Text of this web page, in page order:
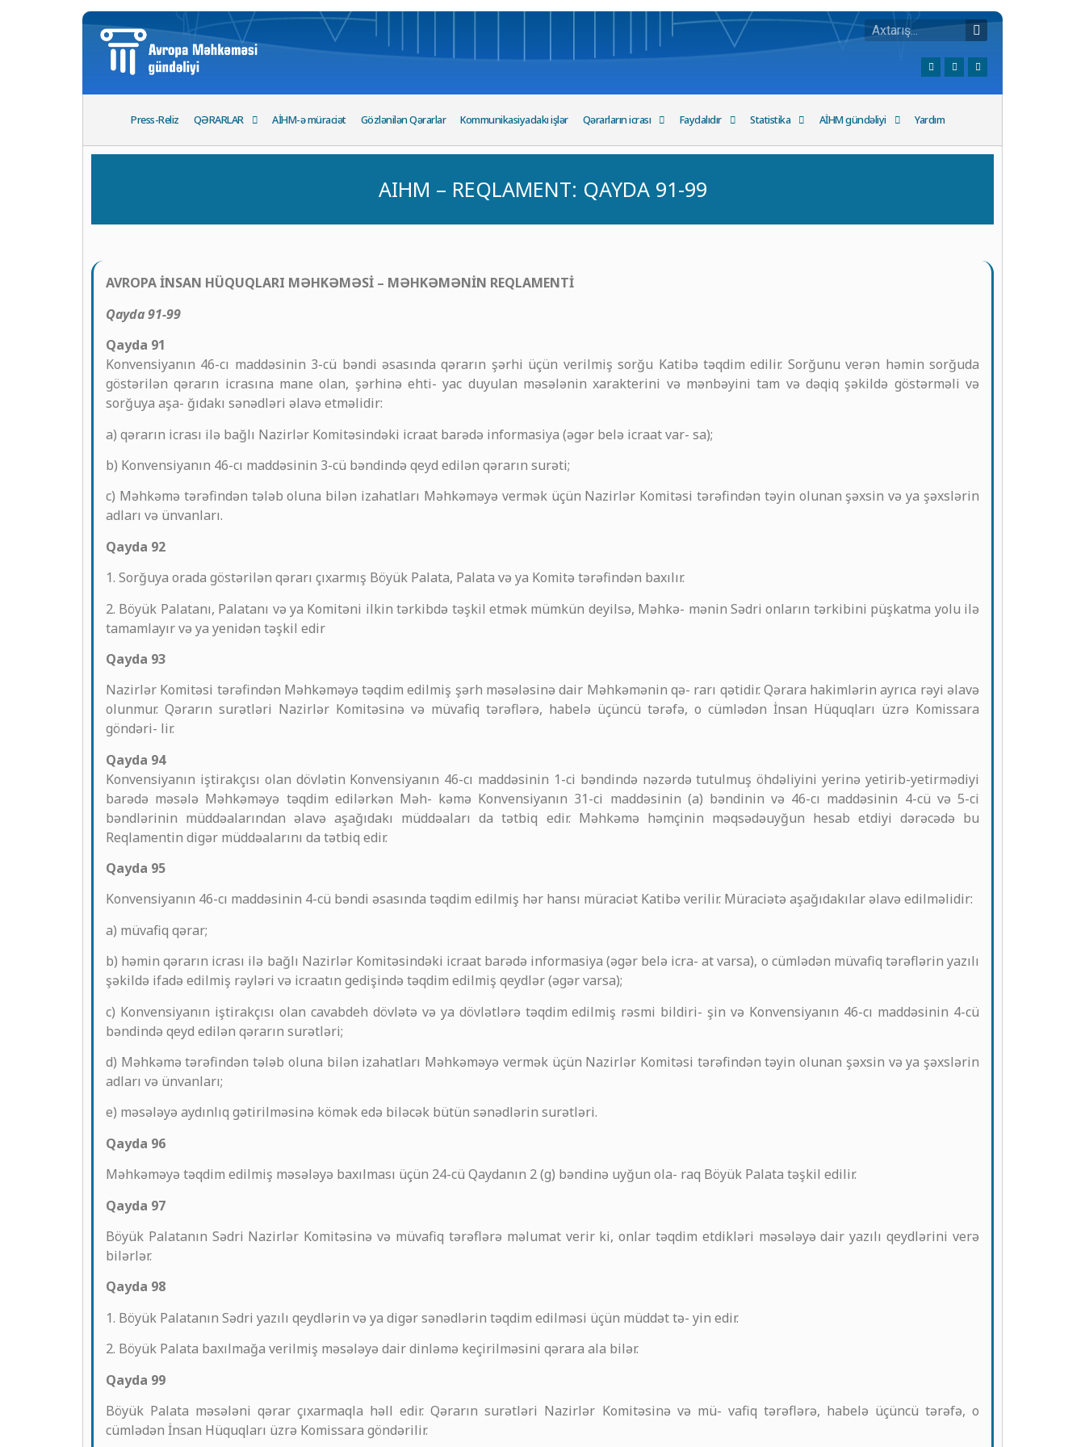
Press-Reliz QƏRARLAR AİHM-ə müraciət Gözlənilən Qərarlar Kommunikasiyadakı işlər Qərarların icrası Faydalıdır Statistika AİHM gündəliyi Yardım
AIHM – REQLAMENT: QAYDA 91-99
AVROPA İNSAN HÜQUQLARI MƏHKƏMƏSİ – MƏHKƏMƏNİN REQLAMENTİ
Qayda 91-99
Qayda 91
Konvensiyanın 46-cı maddəsinin 3-cü bəndi əsasında qərarın şərhi üçün verilmiş sorğu Katibə təqdim edilir. Sorğunu verən həmin sorğuda
göstərilən qərarın icrasına mane olan, şərhinə ehti- yac duyulan məsələnin xarakterini və mənbəyini tam və dəqiq şəkildə göstərməli və
sorğuya aşa- ğıdakı sənədləri əlavə etməlidir:
a) qərarın icrası ilə bağlı Nazirlər Komitəsindəki icraat barədə informasiya (əgər belə icraat var- sa);
b) Konvensiyanın 46-cı maddəsinin 3-cü bəndində qeyd edilən qərarın surəti;
c) Məhkəmə tərəfindən tələb oluna bilən izahatları Məhkəməyə vermək üçün Nazirlər Komitəsi tərəfindən təyin olunan şəxsin və ya şəxslərin
adları və ünvanları.
Qayda 92
1. Sorğuya orada göstərilən qərarı çıxarmış Böyük Palata, Palata və ya Komitə tərəfindən baxılır.
2. Böyük Palatanı, Palatanı və ya Komitəni ilkin tərkibdə təşkil etmək mümkün deyilsə, Məhkə- mənin Sədri onların tərkibini püşkatma yolu ilə
tamamlayır və ya yenidən təşkil edir
Qayda 93
Nazirlər Komitəsi tərəfindən Məhkəməyə təqdim edilmiş şərh məsələsinə dair Məhkəmənin qə- rarı qətidir. Qərara hakimlərin ayrıca rəyi əlavə
olunmur. Qərarın surətləri Nazirlər Komitəsinə və müvafiq tərəflərə, habelə üçüncü tərəfə, o cümlədən İnsan Hüquqları üzrə Komissara
göndəri- lir.
Qayda 94
Konvensiyanın iştirakçısı olan dövlətin Konvensiyanın 46-cı maddəsinin 1-ci bəndində nəzərdə tutulmuş öhdəliyini yerinə yetirib-yetirmədiyi
barədə məsələ Məhkəməyə təqdim edilərkən Məh- kəmə Konvensiyanın 31-ci maddəsinin (a) bəndinin və 46-cı maddəsinin 4-cü və 5-ci
bəndlərinin müddəalarından əlavə aşağıdakı müddəaları da tətbiq edir. Məhkəmə həmçinin məqsədəuyğun hesab etdiyi dərəcədə bu
Reqlamentin digər müddəalarını da tətbiq edir.
Qayda 95
Konvensiyanın 46-cı maddəsinin 4-cü bəndi əsasında təqdim edilmiş hər hansı müraciət Katibə verilir. Müraciətə aşağıdakılar əlavə edilməlidir:
a) müvafiq qərar;
b) həmin qərarın icrası ilə bağlı Nazirlər Komitəsindəki icraat barədə informasiya (əgər belə icra- at varsa), o cümlədən müvafiq tərəflərin yazılı
şəkildə ifadə edilmiş rəyləri və icraatın gedişində təqdim edilmiş qeydlər (əgər varsa);
c) Konvensiyanın iştirakçısı olan cavabdeh dövlətə və ya dövlətlərə təqdim edilmiş rəsmi bildiri- şin və Konvensiyanın 46-cı maddəsinin 4-cü
bəndində qeyd edilən qərarın surətləri;
d) Məhkəmə tərəfindən tələb oluna bilən izahatları Məhkəməyə vermək üçün Nazirlər Komitəsi tərəfindən təyin olunan şəxsin və ya şəxslərin
adları və ünvanları;
e) məsələyə aydınlıq gətirilməsinə kömək edə biləcək bütün sənədlərin surətləri.
Qayda 96
Məhkəməyə təqdim edilmiş məsələyə baxılması üçün 24-cü Qaydanın 2 (g) bəndinə uyğun ola- raq Böyük Palata təşkil edilir.
Qayda 97
Böyük Palatanın Sədri Nazirlər Komitəsinə və müvafiq tərəflərə məlumat verir ki, onlar təqdim etdikləri məsələyə dair yazılı qeydlərini verə
bilərlər.
Qayda 98
1. Böyük Palatanın Sədri yazılı qeydlərin və ya digər sənədlərin təqdim edilməsi üçün müddət tə- yin edir.
2. Böyük Palata baxılmağa verilmiş məsələyə dair dinləmə keçirilməsini qərara ala bilər.
Qayda 99
Böyük Palata məsələni qərar çıxarmaqla həll edir. Qərarın surətləri Nazirlər Komitəsinə və mü- vafiq tərəflərə, habelə üçüncü tərəfə, o
cümlədən İnsan Hüquqları üzrə Komissara göndərilir.